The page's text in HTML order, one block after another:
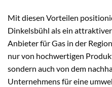
Mit diesen Vorteilen
Dinkelsbühl als ein
Anbieter für Gas in der
nur von hochwertigen
sondern auch von dem
Unternehmens für eine